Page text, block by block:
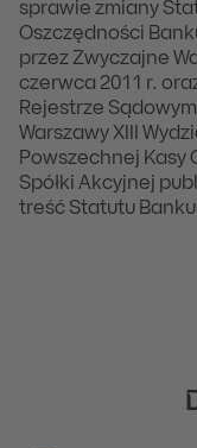
sprawie zmiany
Oszczędności
przez Zwyczajne
czerwca 2011 r.
Rejestrze
Warszawy XIII
Powszechnej Kasy
Spółki Akcyjnej
treść Statutu